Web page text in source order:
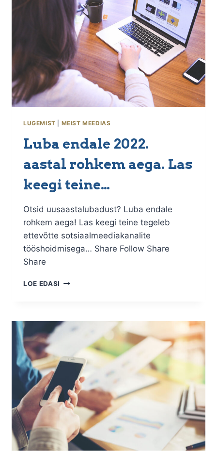
LUGEMIST MEIST MEEDIAS
Luba endale 2022.
aastal rohkem aega. Las
keegi teine…
Otsid uusaastalubadust? Luba endale
rohkem aega! Las keegi teine tegeleb
ettevõtte sotsiaalmeediakanalite
tööshoidmisega… Share Follow Share
Share
LOE EDASI LUBA
ROHKEM
AEGA.
TEINE…